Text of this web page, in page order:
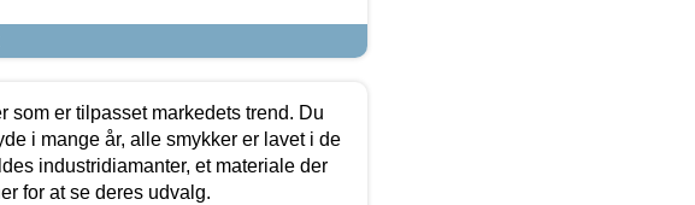
som er tilpasset markedets trend. Du
i mange år, alle smykker er lavet i de
industridiamanter, et materiale der
for at se deres udvalg.